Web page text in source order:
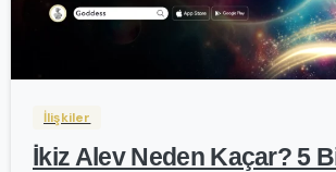
İlişkiler
İkiz Alev Neden Kaçar? 5